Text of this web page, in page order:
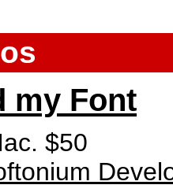
my Font
$50